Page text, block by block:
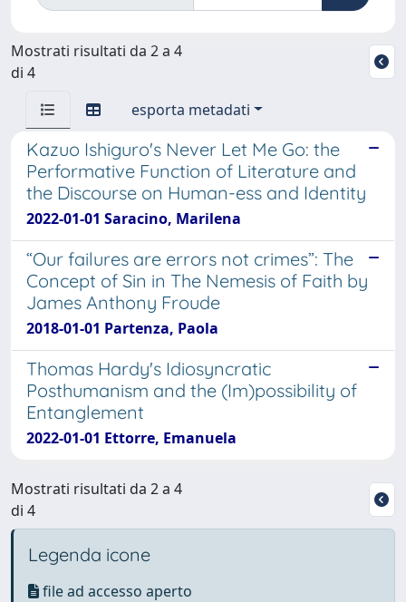
Mostrati risultati da 2 a 4
di 4
esporta metadati
Kazuo Ishiguro's Never Let Me Go: the
Performative Function of Literature and
the Discourse on Human-ess and Identity
2022-01-01 Saracino, Marilena
“Our failures are errors not crimes”: The
Concept of Sin in The Nemesis of Faith by
James Anthony Froude
2018-01-01 Partenza, Paola
Thomas Hardy's Idiosyncratic
Posthumanism and the (Im)possibility of
Entanglement
2022-01-01 Ettorre, Emanuela
Mostrati risultati da 2 a 4
di 4
Legenda icone
file ad accesso aperto